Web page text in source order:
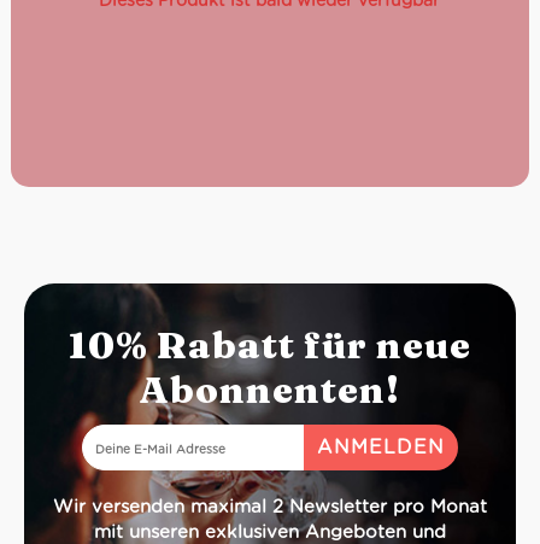
10% Rabatt für neue
Abonnenten!
Wir versenden maximal 2 Newsletter pro Monat
mit unseren exklusiven Angeboten und